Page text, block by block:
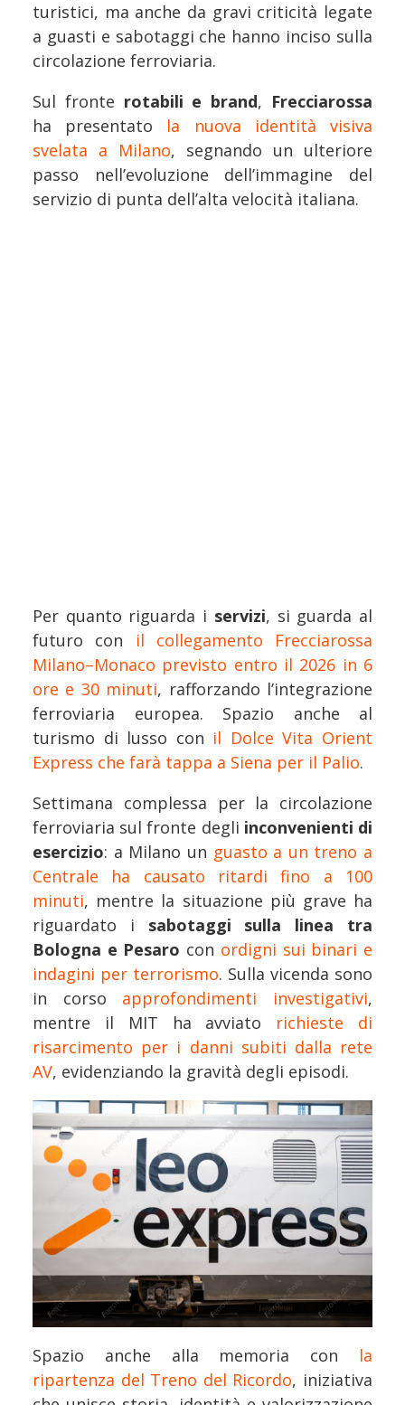
turistici, ma anche da gravi criticità legate
a guasti e sabotaggi che hanno inciso sulla
circolazione ferroviaria.
Sul fronte rotabili e brand, Frecciarossa
ha presentato la nuova identità visiva
svelata a Milano, segnando un ulteriore
passo nell’evoluzione dell’immagine del
servizio di punta dell’alta velocità italiana.
Per quanto riguarda i servizi, si guarda al
futuro con
il collegamento Frecciarossa
Milano–Monaco previsto entro il 2026 in 6
ore e 30 minuti, rafforzando l’integrazione
ferroviaria europea. Spazio anche al
turismo di lusso con il Dolce Vita Orient
Express che farà tappa a Siena per il Palio.
Settimana complessa per la circolazione
ferroviaria sul fronte degli inconvenienti di
esercizio: a Milano un guasto a un treno a
Centrale ha causato ritardi fino a 100
minuti, mentre la situazione più grave ha
riguardato i sabotaggi sulla linea tra
Bologna e Pesaro con ordigni sui binari e
indagini per terrorismo. Sulla vicenda sono
in corso approfondimenti investigativi,
mentre il MIT ha avviato richieste di
risarcimento per i danni subiti dalla rete
AV, evidenziando la gravità degli episodi.
Spazio anche alla memoria con la
ripartenza del Treno del Ricordo, iniziativa